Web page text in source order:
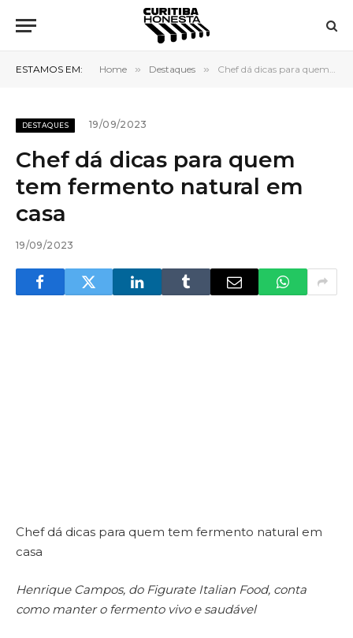
ESTAMOS EM: Home » Destaques » Chef dá dicas para quem tem fermento natural em casa
DESTAQUES 19/09/2023
Chef dá dicas para quem
tem fermento natural em
casa
19/09/2023
Chef dá dicas para quem tem fermento natural em
casa
Henrique Campos, do Figurate Italian Food, conta
como manter o fermento vivo e saudável